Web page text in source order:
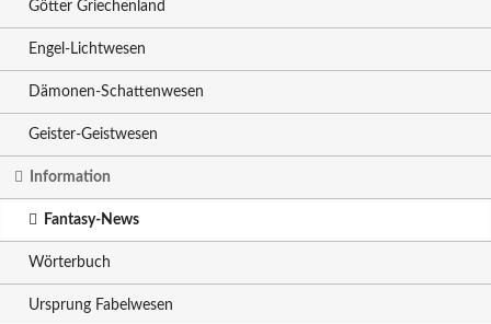
Götter Griechenland
Engel-Lichtwesen
Dämonen-Schattenwesen
Geister-Geistwesen
Information
Fantasy-News
Wörterbuch
Ursprung Fabelwesen